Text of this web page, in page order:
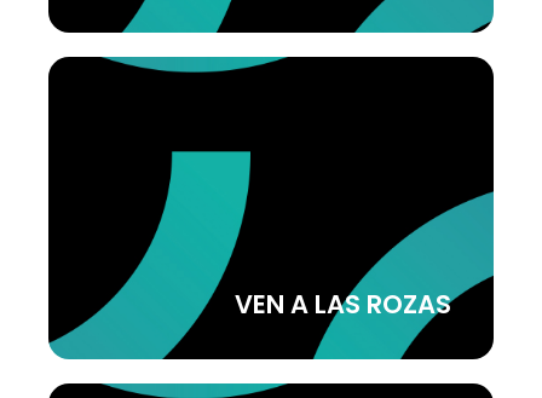
VEN A LAS ROZAS
EMPRESAS Y EVENTOS
Trae tu actividad a Las Rozas, nosotros te
ayudamos